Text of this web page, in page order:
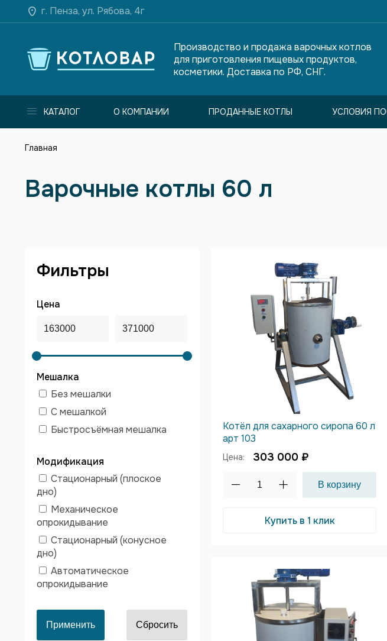
г. Пенза, ул. Рябова, 4г
Производство и продажа варочных котлов
для приготовления пищевых продуктов,
косметики. Доставка по РФ, СНГ.
КАТАЛОГ О КОМПАНИИ ПРОДАННЫЕ КОТЛЫ УСЛОВИЯ
Главная
Варочные котлы 60 л
Фильтры
Цена
Мешалка
Без мешалки
С мешалкой
Быстросъёмная мешалка
Модификация
Стационарный (плоское
дно)
Механическое
опрокидывание
Стационарный (конусное
дно)
Автоматическое
опрокидывание
Котёл для сахарного сиропа 60 л
арт 103
Цена: 303 000 ₽
Купить в 1 клик